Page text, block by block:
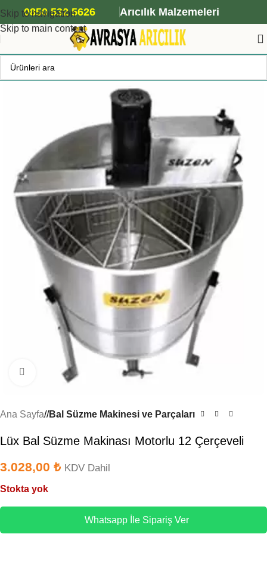
Skip to navigation
Skip to main content
ANA ARI SİPARİŞİ İÇİN TIKLAYIN
0850 532 5626 Arıcılık Malzemeleri
Büyütmek için tıklayın
Ana Sayfa/ Bal Süzme Makinesi ve Parçaları
Lüx Bal Süzme Makinası Motorlu 12 Çerçeveli
3.028,00 ₺ KDV Dahil
Stokta yok
Whatsapp İle Sipariş Ver